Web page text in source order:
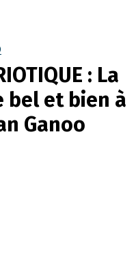
: La
bel et bien à
Ganoo